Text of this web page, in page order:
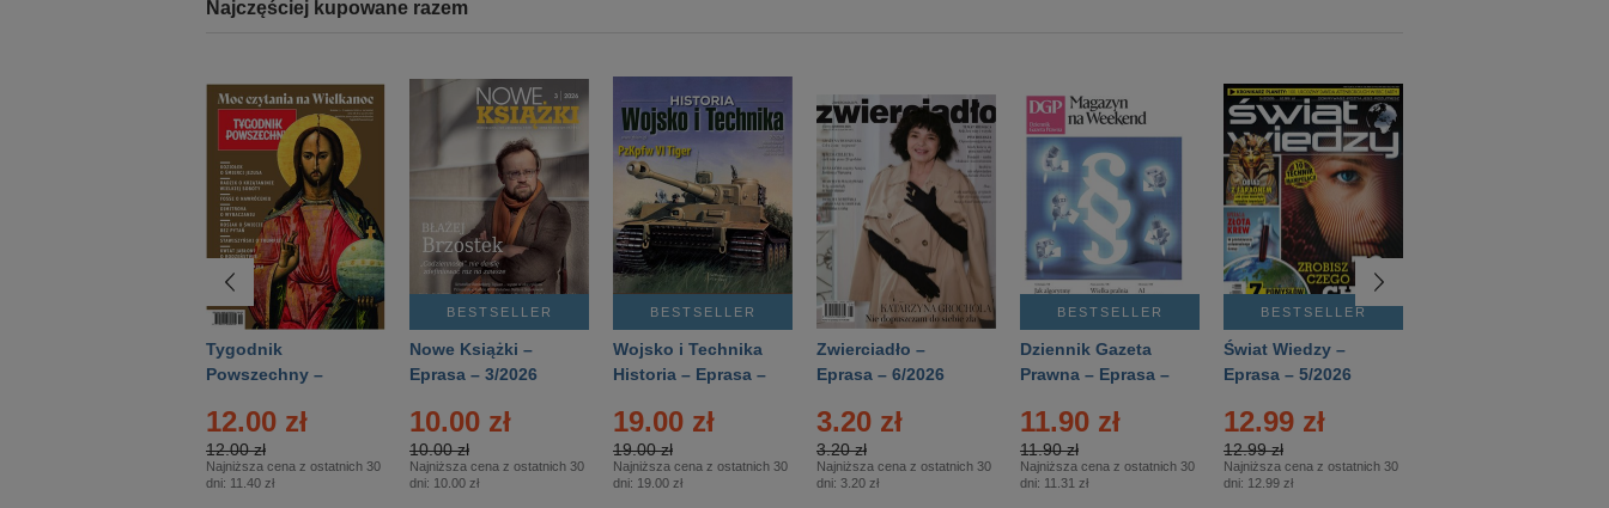
Najczęściej kupowane razem
Tygodnik
Powszechny –
12.00 zł
12.00 zł
Najniższa cena z ostatnich 30
dni: 11.40 zł
BESTSELLER
Nowe Książki –
Eprasa – 3/2026
10.00 zł
10.00 zł
Najniższa cena z ostatnich 30
dni: 10.00 zł
BESTSELLER
Wojsko i Technika
Historia – Eprasa –
19.00 zł
19.00 zł
Najniższa cena z ostatnich 30
dni: 19.00 zł
Zwierciadło –
Eprasa – 6/2026
3.20 zł
3.20 zł
Najniższa cena z ostatnich 30
dni: 3.20 zł
BESTSELLER
Dziennik Gazeta
Prawna – Eprasa –
11.90 zł
11.90 zł
Najniższa cena z ostatnich 30
dni: 11.31 zł
BESTSELLER
Świat Wiedzy –
Eprasa – 5/2026
12.99 zł
12.99 zł
Najniższa cena z ostatnich 30
dni: 12.99 zł